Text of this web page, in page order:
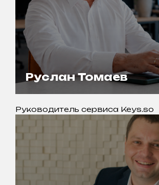
Руслан Томаев
Руководитель сервиса Keys.so